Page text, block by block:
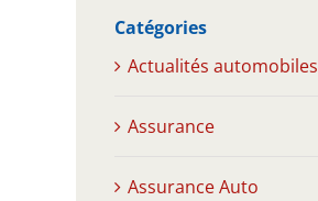
Catégories
Actualités automobiles
Assurance
Assurance Auto